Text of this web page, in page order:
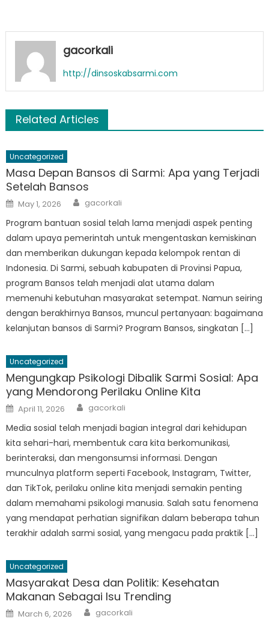
gacorkali
http://dinsoskabsarmi.com
Related Articles
Uncategorized
Masa Depan Bansos di Sarmi: Apa yang Terjadi
Setelah Bansos
Posted
on
May 1, 2026 Author
gacorkali
Program bantuan sosial telah lama menjadi aspek penting
dalam upaya pemerintah untuk mengentaskan kemiskinan
dan memberikan dukungan kepada kelompok rentan di
Indonesia. Di Sarmi, sebuah kabupaten di Provinsi Papua,
program Bansos telah menjadi alat utama dalam
memenuhi kebutuhan masyarakat setempat. Namun seiring
dengan berakhirnya Bansos, muncul pertanyaan: bagaimana
kelanjutan bansos di Sarmi? Program Bansos, singkatan […]
Uncategorized
Mengungkap Psikologi Dibalik Sarmi Sosial: Apa
yang Mendorong Perilaku Online Kita
Posted
on
April 11, 2026 Author
gacorkali
Media sosial telah menjadi bagian integral dari kehidupan
kita sehari-hari, membentuk cara kita berkomunikasi,
berinteraksi, dan mengonsumsi informasi. Dengan
munculnya platform seperti Facebook, Instagram, Twitter,
dan TikTok, perilaku online kita menjadi semakin penting
dalam memahami psikologi manusia. Salah satu fenomena
yang mendapat perhatian signifikan dalam beberapa tahun
terakhir adalah sarmi sosial, yang mengacu pada praktik […]
Uncategorized
Masyarakat Desa dan Politik: Kesehatan
Makanan Sebagai Isu Trending
Posted
on
March 6, 2026 Author
gacorkali